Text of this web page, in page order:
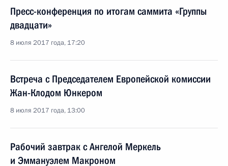
Пресс-конференция по итогам саммита «Группы
двадцати»
8 июля 2017 года, 17:20
Встреча с Председателем Европейской комиссии
Жан-Клодом Юнкером
8 июля 2017 года, 13:00
Рабочий завтрак с Ангелой Меркель
и Эммануэлем Макроном